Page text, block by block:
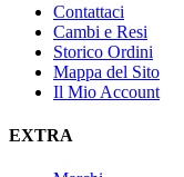
Contattaci
Cambi e Resi
Storico Ordini
Mappa del Sito
Il Mio Account
EXTRA